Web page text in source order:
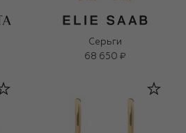
Серьги
68 650 ₽